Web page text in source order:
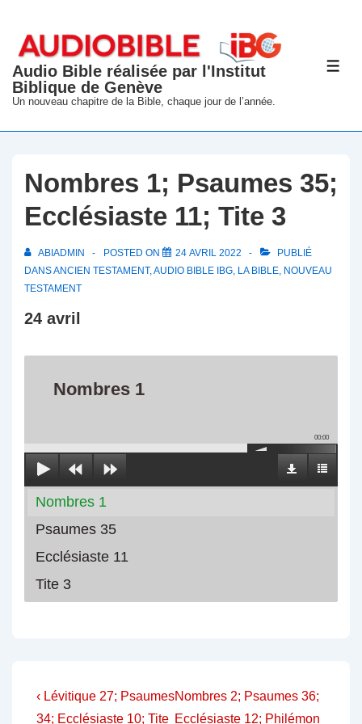
passer
contenu
principal
Audio Bible réalisée par l'Institut
Biblique de Genève
Un nouveau chapitre de la Bible, chaque jour de l’année.
Nombres 1; Psaumes 35;
Ecclésiaste 11; Tite 3
ABIADMIN POSTED ON 24 AVRIL 2022
PUBLIÉ
DANSANCIEN TESTAMENT,AUDIO BIBLE IBG, LA BIBLE, NOUVEAU
TESTAMENT
24 avril
Nombres 1
00:00
Nombres 1
Psaumes 35
Ecclésiaste 11
Tite 3
Navigation
Previous
Post
‹ Lévitique 27; Psaumes
34; Ecclésiaste 10; Tite
Next
Post
Nombres 2; Psaumes 36;
Ecclésiaste 12; Philémon